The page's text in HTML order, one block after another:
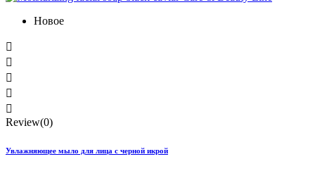
Новое





Review(0)
Увлажняющее мыло для лица с черной икрой